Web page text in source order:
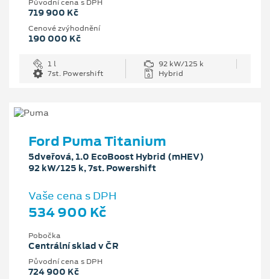
Původní cena s DPH
719 900 Kč
Cenové zvýhodnění
190 000 Kč
1 l
92 kW/125 k
7st. Powershift
Hybrid
Ford Puma Titanium
5dveřová, 1.0 EcoBoost Hybrid (mHEV)
92 kW/125 k, 7st. Powershift
Vaše cena s DPH
534 900 Kč
Pobočka
Centrální sklad v ČR
Původní cena s DPH
724 900 Kč